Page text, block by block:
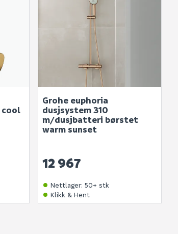
til å stille et spørsmål til dette
Grohe euphoria
dusjsystem 310
m/dusjbatteri børstet
warm sunset
12 967
Nettlager: 50+ stk
Klikk & Hent